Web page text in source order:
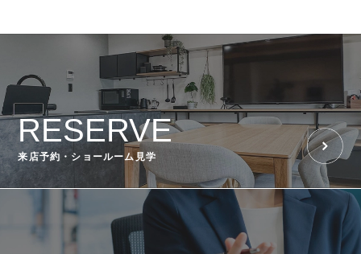
RESERVE
来店予約・ショールーム見学